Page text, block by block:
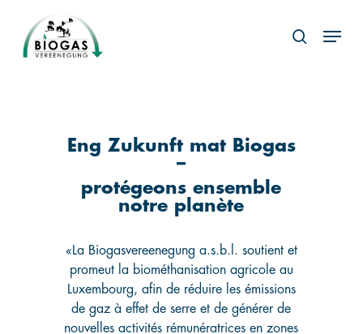
main
search
Eng Zukunft mat Biogas
–
protégeons ensemble
notre planète
«La Biogasvereenegung a.s.b.l. soutient et
promeut la biométhanisation agricole au
Luxembourg, afin de réduire les émissions
de gaz à effet de serre et de générer de
nouvelles activités rémunératrices en zones